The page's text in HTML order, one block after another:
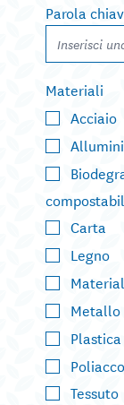
Parola
Materiali
Acciaio
Carta
Legno
Metallo
Plastica
Tessuto